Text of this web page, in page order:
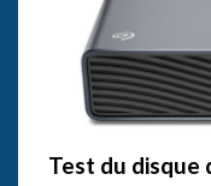
Test du disque